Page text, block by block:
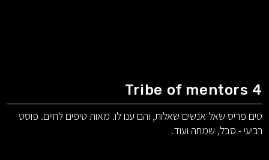
Tribe of mentors 4
טים פריס שאל אנשים שאלות, והם ענו לו. מאות טיפים לחיים. פוסט
רביעי - סבל, שמחה ועוד.